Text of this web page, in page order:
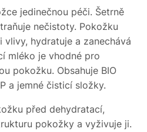
jedinečnou péči. Šetrně
nečistoty. Pokožku
hydratuje a zanechává
mléko je vhodné pro
pokožku. Obsahuje BIO
a jemné čisticí složky.
před dehydratací,
pokožky a vyživuje ji.